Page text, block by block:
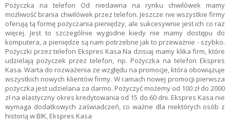
P
S
Z
E
O
F
E
R
T
Y
C
Pożyczka na telefon Od niedawna na rynku chwilówek mamy
możliwość brania chwilówek przez telefon. Jeszcze nie wszystkie firmy
oferują tą formę pożyczania pieniędzy, ale sukcesywnie jest ich co raz
więcej. Jest to szczególnie wygodne kiedy nie mamy dostępu do
komputera, a pieniędze są nam potrzebne jak to przeważnie - szybko.
Pożyczki przez telefon Ekspres Kasa Na dzisiaj mamy klika firm, które
udzielają pożyczek przez telefon, np. Pożyczka na telefon Ekspres
Kasa. Warta do rozważenia ze względu na promocje, która obowiązuje
wszystkich nowych klientów firmy. W ramach nowej promocji pierwsza
pożyczka jest udzielana za darmo. Pożyczyć możemy od 100 zł do 2000
zł na elastyczny okres kredytowania od 15 do 60 dni. Ekspres Kasa nie
wymaga dodatkowych zaświadczeń, co ważne dla niektórych osób z
historią w BIK, Ekspres Kasa